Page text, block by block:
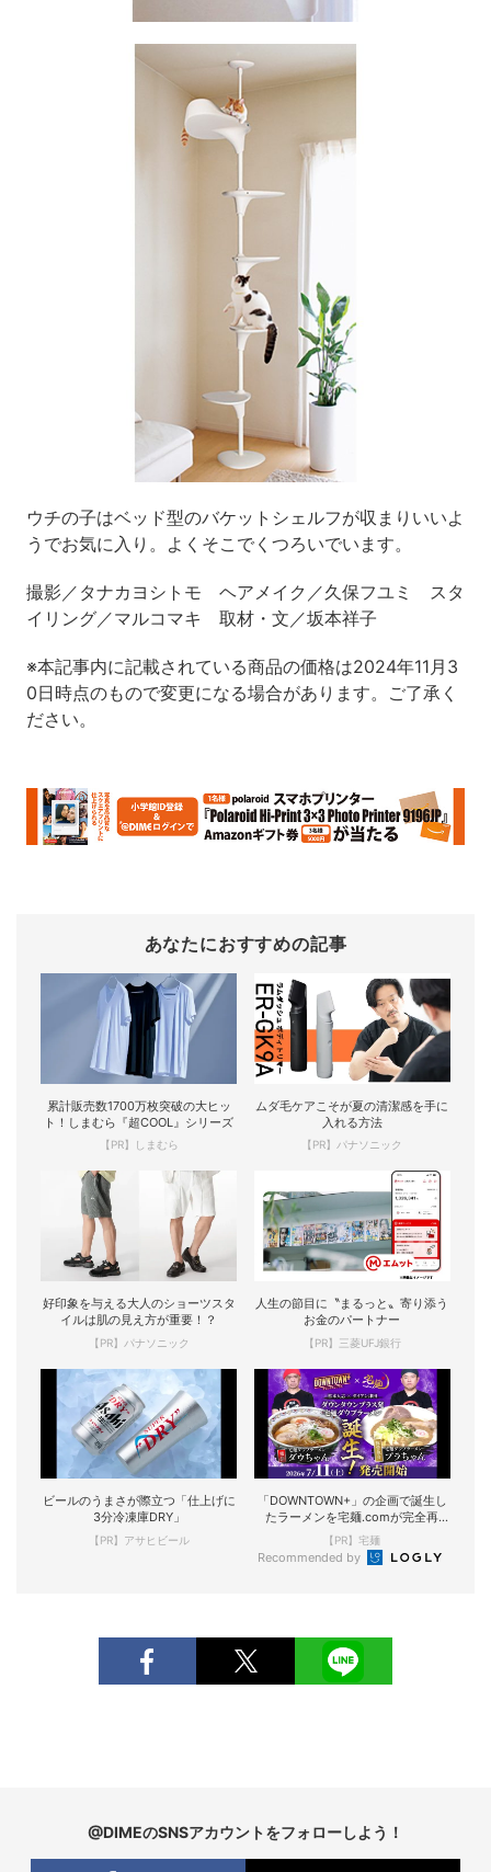
ウチの子はベッド型のバケットシェルフが収まりいいよ
うでお気に入り。よくそこでくつろいでいます。
撮影／タナカヨシトモ ヘアメイク／久保フユミ スタ
イリング／マルコマキ 取材・文／坂本祥子
※本記事内に記載されている商品の価格は2024年11月3
0日時点のもので変更になる場合があります。ご了承く
ださい。
あなたにおすすめの記事
累計販売数1700万枚突破の大ヒッ
ト！しまむら『超COOL』シリーズ
【PR】しまむら
ムダ毛ケアこそが夏の清潔感を手に
入れる方法
【PR】パナソニック
好印象を与える大人のショーツスタ
イルは肌の見え方が重要！？
【PR】パナソニック
人生の節目に〝まるっと〟寄り添う
お金のパートナー
【PR】三菱UFJ銀行
ビールのうまさが際立つ「仕上げに
3分冷凍庫DRY」
【PR】アサヒビール
「DOWNTOWN+」の企画で誕生し
たラーメンを宅麺.comが完全再
現！
【PR】宅麺
Recommended by
@DIMEのSNSアカウントをフォローしよう！